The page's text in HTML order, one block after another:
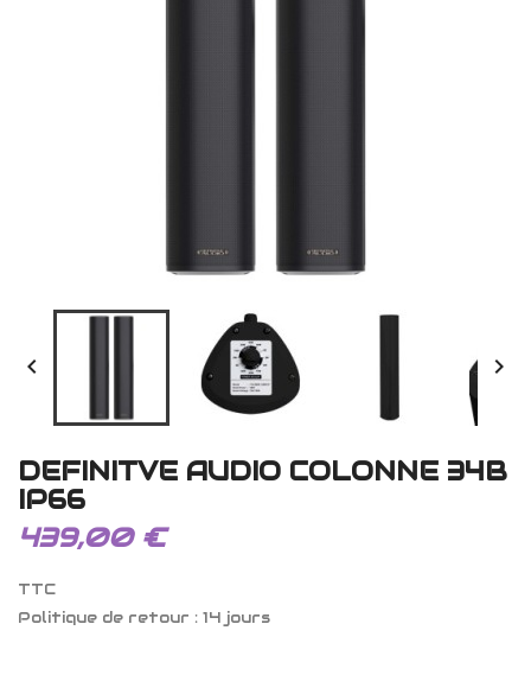
 
DEFINITVE AUDIO COLONNE 34B
IP66
439,00 €
TTC
Politique de retour : 14 jours